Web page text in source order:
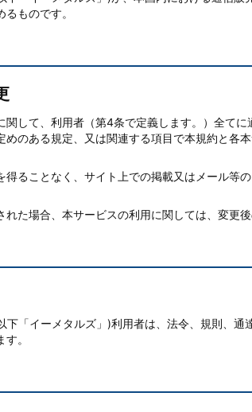
ものです。
関して、利用者（第4条で定義します。）全て
めのある規定、又は関連する項目で本規約と各
得ることなく、サイト上での掲載又はメール
た場合、本サービスの利用に関しては、変更
下「イーメタルズ」)利用者は、法令、規則、
。